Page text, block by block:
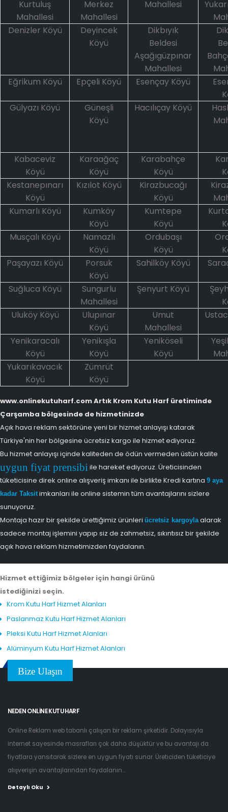
Kurtuluş
Mahallesi
Merkez
Mahallesi
Mahallesi
Denizler Köyü
Deyincek
Köyü
Dikbıyık
Beldesi
Aşağıgüzpınar
Mahallesi
Eğrikum Köyü
Epçeli Köyü Esençay Köyü
Gülyazı Köyü
Güneşli
Köyü
Hacılıçay Köyü
Kabaceviz
Köyü
Karaağaç
Köyü
Karabahçe
Köyü
Kestanepınarı
Köyü
Kızılot Köyü
Kirazbucağı
Köyü
Kumarlı Köyü
Kumköy
Köyü
Kumtepe
Köyü
Musçalı Köyü
Namazlı
Köyü
Ordubaşı
Köyü
Paşayazı Köyü
Porsuk
Köyü
Sahilköy Köyü
Suğluca Köyü
Sungurlu
Mahallesi
Şenyurt Köyü
Uluköy Köyü
Ulupınar
Köyü
Umut
Mahallesi
Yenikaracalı
Köyü
Yenikışla
Köyü
Yeniköseli
Köyü
Yukarıkavacık
Köyü
Zümrüt
Köyü
www.onlinekutuharf.com Artık Krom Kutu Harf üretiminde
Çarşamba bölgesinde de hizmetinizde
Açık hava reklam sektörüne yeni bir hizmet anlayışı katarak
Türkiye'nin her bölgesine ücretsiz kargo ile hizmet ediyoruz.
Bu hizmet anlayışı içinde kaliteden de ödün vermeden üstün kalite
uygun fiyat prensibi ile hareket ediyoruz. Üreticisinden
tüketicisine direk online alışveriş imkanı ile birlikte Kredi kartına 9 aya
kadar Taksitimkanları ile online sistemin tüm avantajlarını sizlere
sunuyoruz.
Montaja hazır bir şekilde ürettiğimiz ürünleri ücretsiz kargoylaalarak
sadece montaj işlemini yapıp siz de zahmetsiz, sıkıntısız bir şekilde
açık hava reklam hizmetimizden faydalanın.
Hizmet ettiğimiz bölgeler için hangi ürünü
istediğinizi seçin.
Krom Kutu Harf Hizmet Alanları
Paslanmaz Kutu Harf Hizmet Alanları
Pleksi Kutu Harf Hizmet Alanları
Alüminyum Kutu Harf Hizmet Alanları
Bize Ulaşın
NEDEN ONLINE KUTU HARF
Online Reklam web tabanlı çalışan bir reklam şirketidir. Dolayısıyla
internet sayesinde masrafları çok daha düşüktür ve bu avantajı da
fiyatlara yansıtarak sizlere en uygun fiyatı sunar. Üreticiden tüketiciye
alışverişin avantajlarından faydalanın...
Detaylı Oku